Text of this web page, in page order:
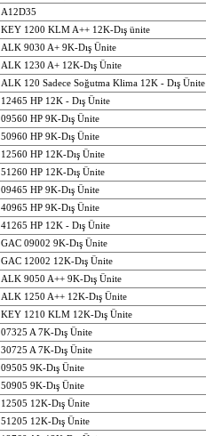
A12D35
KEY 1200 KLM A++ 12K-Dış ünite
ALK 9030 A+ 9K-Dış Ünite
ALK 1230 A+ 12K-Dış Ünite
ALK 120 Sadece Soğutma Klima 12K - Dış Ünite
12465 HP 12K - Dış Ünite
09560 HP 9K-Dış Ünite
50960 HP 9K-Dış Ünite
12560 HP 12K-Dış Ünite
51260 HP 12K-Dış Ünite
09465 HP 9K-Dış Ünite
40965 HP 9K-Dış Ünite
41265 HP 12K - Dış Ünite
GAC 09002 9K-Dış Ünite
GAC 12002 12K-Dış Ünite
ALK 9050 A++ 9K-Dış Ünite
ALK 1250 A++ 12K-Dış Ünite
KEY 1210 KLM 12K-Dış Ünite
07325 A 7K-Dış Ünite
30725 A 7K-Dış Ünite
09505 9K-Dış Ünite
50905 9K-Dış Ünite
12505 12K-Dış Ünite
51205 12K-Dış Ünite